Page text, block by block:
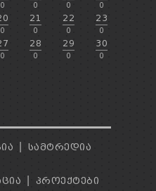
0 0 0 0
0
21
0
22
0
23
0
0
28
0
29
0
30
0
ᲡᲐᲛᲢᲠᲔᲓᲘᲐ
ᲞᲠᲝᲔᲥᲢᲔᲑᲘ